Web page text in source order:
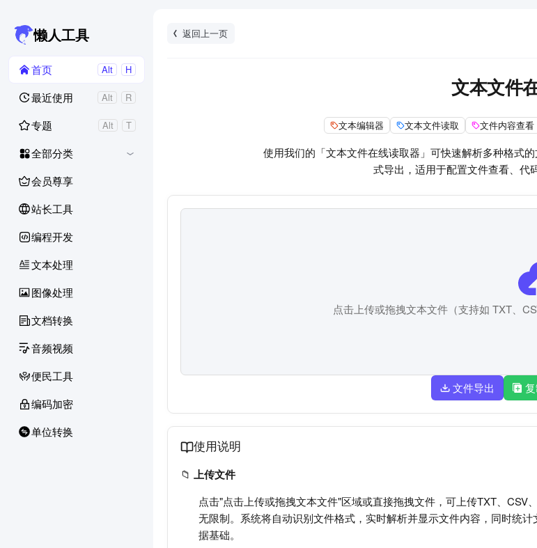
懒人工具
首页 Alt H
最近使用 Alt R
专题 Alt T
全部分类
会员尊享
站长工具
编程开发
文本处理
图像处理
文档转换
音频视频
便民工具
编码加密
单位转换
返回上一页
文本文件
文本编辑器 文本文件读取 文件内容查看
使用我们的「文本文件在线读取器」可快速解析多种格式
式导出，适用于配置文件查看、代
点击上传或拖拽文本文件（支持如 TXT、
文件导出
使用说明
📁 上传文件
点击"点击上传或拖拽文本文件"区域或直接拖拽文件，可上传TXT、
无限制。系统将自动识别文件格式，实时解析并显示文件内容，同时统
据基础。